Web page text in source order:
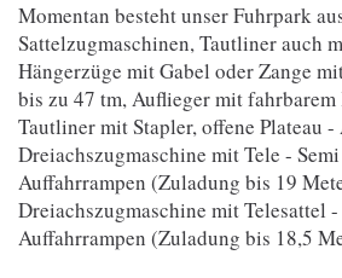
Momentan besteht unser Fuhrpark
Sattelzugmaschinen, Tautliner auch
Hängerzüge mit Gabel oder Zange
bis zu 47 tm, Auflieger mit
Tautliner mit Stapler, offene Plateau
Dreiachszugmaschine mit Tele -
Auffahrrampen (Zuladung bis 19
Dreiachszugmaschine mit Telesattel
Auffahrrampen (Zuladung bis 18,5